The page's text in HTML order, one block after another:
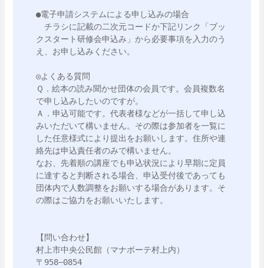
●電子申請システムによる申し込みの場合
チラシに記載の二次元コードか下記リンク「ブッ
クスタート研修会申込み」から必要事項を入力のう
え、お申し込みください。
◎よくある質問
Ｑ．絵本の読み聞かせ団体の会員です。会員複数名
で申し込みしたいのですが。
Ａ．申込可能です。代表者様などが一括して申し込
みいただいて構いません。その際は参加者を一覧に
した任意様式により提出をお願いします。住所や連
絡先は申込責任者のみで構いません。
なお、先着順の講座でも申込状況により早期に定員
に達すると判断される場合、申込受付後であっても
団体内で人数調整をお願いする場合があります。そ
の際はご協力をお願いいたします。
【問い合わせ】
村上市中央公民館（マナボーテ村上内）
〒958−0854